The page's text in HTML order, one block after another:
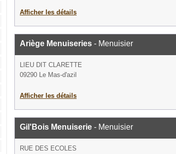
Afficher les détails
Ariège Menuiseries - Menuisier
LIEU DIT CLARETTE
09290 Le Mas-d'azil
Afficher les détails
Gil'Bois Menuiserie - Menuisier
RUE DES ECOLES